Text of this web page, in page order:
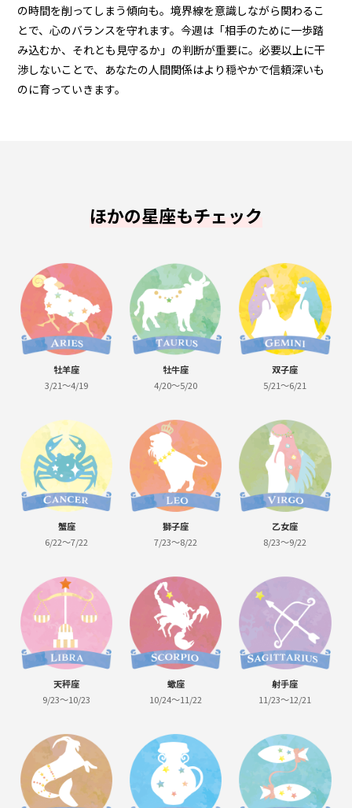
の時間を削ってしまう傾向も。境界線を意識しながら関わるこ
とで、心のバランスを守れます。今週は「相手のために一歩踏
み込むか、それとも見守るか」の判断が重要に。必要以上に干
渉しないことで、あなたの人間関係はより穏やかで信頼深いも
のに育っていきます。
ほかの星座もチェック
牡羊座
3/21～4/19
牡牛座
4/20～5/20
双子座
5/21～6/21
蟹座
6/22～7/22
獅子座
7/23～8/22
乙女座
8/23～9/22
天秤座
9/23～10/23
蠍座
10/24～11/22
射手座
11/23～12/21